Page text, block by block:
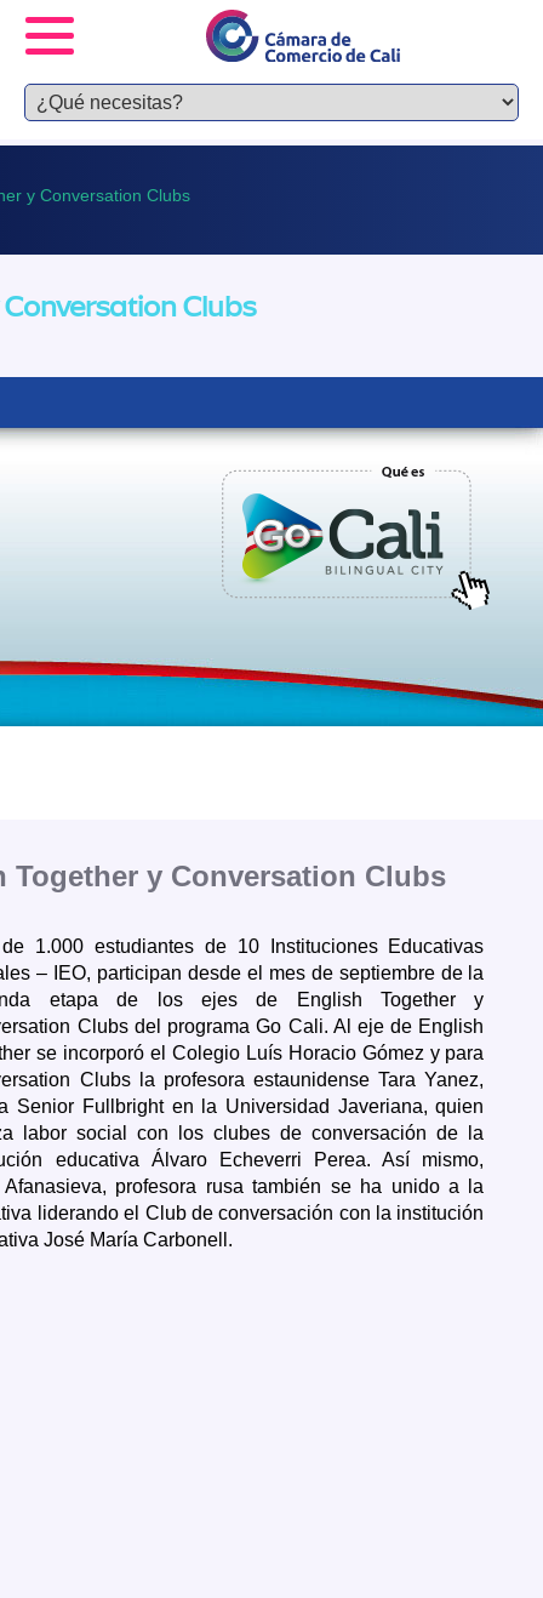
y Conversation Clubs
Clubs
Together y Conversation Clubs
1.000 estudiantes de 10 Instituciones Educativas
– IEO, participan desde el mes de septiembre de la
etapa de los ejes de English Together y
Clubs del programa Go Cali. Al eje de English
se incorporó el Colegio Luís Horacio Gómez y para
Clubs la profesora estaunidense Tara Yanez,
Senior Fullbright en la Universidad Javeriana, quien
labor social con los clubes de conversación de la
educativa Álvaro Echeverri Perea.Así mismo,
Afanasieva, profesora rusa también se ha unido a la
liderando el Club de conversación con la institución
José María Carbonell.